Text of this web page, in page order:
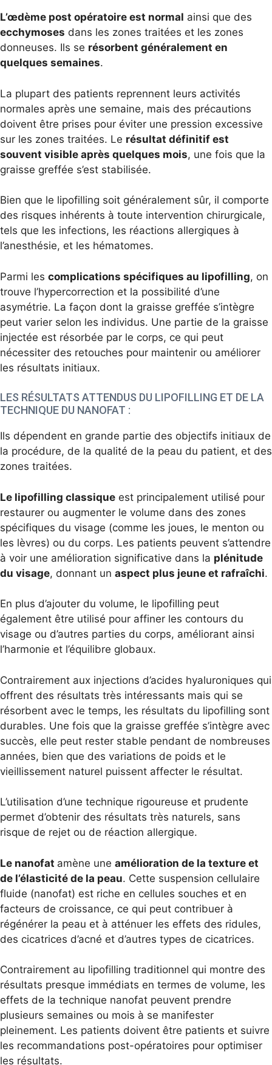
L’œdème post opératoire est normal ainsi que des
ecchymoses dans les zones traitées et les zones
donneuses. Ils se résorbent généralement en
quelques semaines.
La plupart des patients reprennent leurs activités
normales après une semaine, mais des précautions
doivent être prises pour éviter une pression excessive
sur les zones traitées. Le résultat définitif est
souvent visible après quelques mois, une fois que la
graisse greffée s’est stabilisée.
Bien que le lipofilling soit généralement sûr, il comporte
des risques inhérents à toute intervention chirurgicale,
tels que les infections, les réactions allergiques à
l’anesthésie, et les hématomes.
Parmi les complications spécifiques au lipofilling, on
trouve l’hypercorrection et la possibilité d’une
asymétrie. La façon dont la graisse greffée s’intègre
peut varier selon les individus. Une partie de la graisse
injectée est résorbée par le corps, ce qui peut
nécessiter des retouches pour maintenir ou améliorer
les résultats initiaux.
LES RÉSULTATS ATTENDUS DU LIPOFILLING ET DE LA
TECHNIQUE DU NANOFAT :
Ils dépendent en grande partie des objectifs initiaux de
la procédure, de la qualité de la peau du patient, et des
zones traitées.
Le lipofilling classique est principalement utilisé pour
restaurer ou augmenter le volume dans des zones
spécifiques du visage (comme les joues, le menton ou
les lèvres) ou du corps. Les patients peuvent s’attendre
à voir une amélioration significative dans la plénitude
du visage, donnant un aspect plus jeune et rafraîchi.
En plus d’ajouter du volume, le lipofilling peut
également être utilisé pour affiner les contours du
visage ou d’autres parties du corps, améliorant ainsi
l’harmonie et l’équilibre globaux.
Contrairement aux injections d’acides hyaluroniques qui
offrent des résultats très intéressants mais qui se
résorbent avec le temps, les résultats du lipofilling sont
durables. Une fois que la graisse greffée s’intègre avec
succès, elle peut rester stable pendant de nombreuses
années, bien que des variations de poids et le
vieillissement naturel puissent affecter le résultat.
L’utilisation d’une technique rigoureuse et prudente
permet d’obtenir des résultats très naturels, sans
risque de rejet ou de réaction allergique.
Le nanofat amène une amélioration de la texture et
de l’élasticité de la peau. Cette suspension cellulaire
fluide (nanofat) est riche en cellules souches et en
facteurs de croissance, ce qui peut contribuer à
régénérer la peau et à atténuer les effets des ridules,
des cicatrices d’acné et d’autres types de cicatrices.
Contrairement au lipofilling traditionnel qui montre des
résultats presque immédiats en termes de volume, les
effets de la technique nanofat peuvent prendre
plusieurs semaines ou mois à se manifester
pleinement. Les patients doivent être patients et suivre
les recommandations post-opératoires pour optimiser
les résultats.